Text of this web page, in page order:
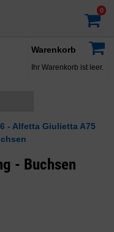
Warenkorb
Ihr Warenkorb ist leer.
- Alfetta Giulietta A75
- Buchsen